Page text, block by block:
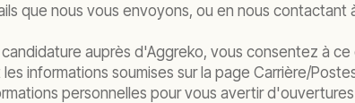
que nous vous envoyons, ou en nous contactant
auprès d'Aggreko, vous consentez à
informations soumises sur la page Carrière/
personnelles pour vous avertir